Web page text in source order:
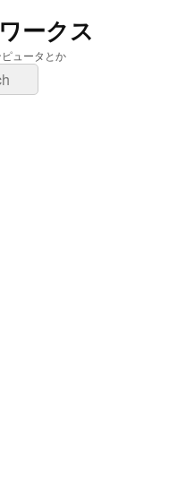
ークス
ュータとか